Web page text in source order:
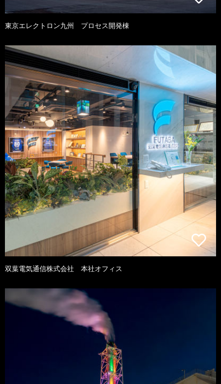
東京エレクトロン九州 プロセス開発棟
双葉電気通信株式会社 本社オフィス